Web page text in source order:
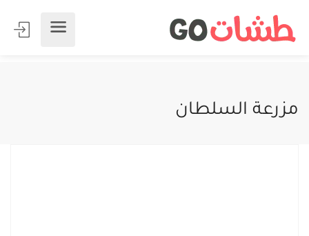
مزرعة السلطان